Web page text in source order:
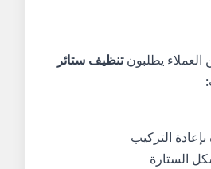
العملاء يطلبونتنظيف ستائر
التركيب
الستارة